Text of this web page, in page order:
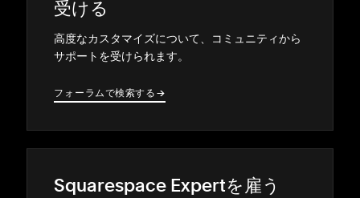
受ける
高度なカスタマイズについて⁠、コミ⁠ュニテ⁠ィから
サポ⁠ートを受けられます⁠。
フ⁠ォ⁠ーラムで検索する →
→
Squarespace Expertを雇う